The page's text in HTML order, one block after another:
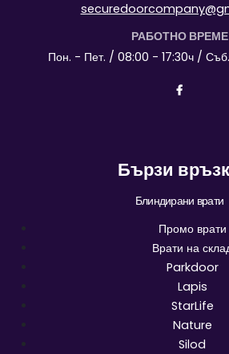
РАБОТНО ВРЕМЕ
Пон. - Пет. / 08:00 - 17:30ч /
Бързи
Блиндирани врати
Промо врати
Врати на
Parkdoor
Lapis
StarLife
Nature
Silod